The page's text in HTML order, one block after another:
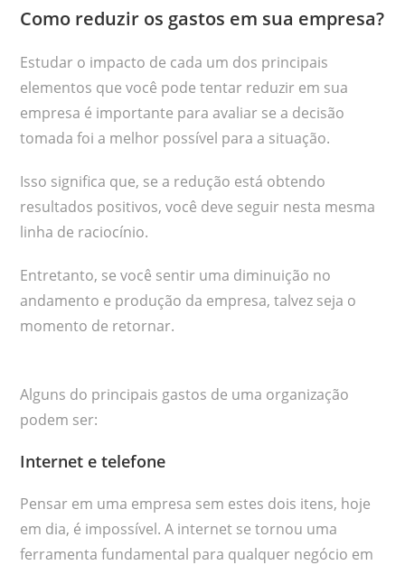
Como reduzir os gastos em sua empresa?
Estudar o impacto de cada um dos principais
elementos que você pode tentar reduzir em sua
empresa é importante para avaliar se a decisão
tomada foi a melhor possível para a situação.
Isso significa que, se a redução está obtendo
resultados positivos, você deve seguir nesta mesma
linha de raciocínio.
Entretanto, se você sentir uma diminuição no
andamento e produção da empresa, talvez seja o
momento de retornar.
Alguns do principais gastos de uma organização
podem ser:
Internet e telefone
Pensar em uma empresa sem estes dois itens, hoje
em dia, é impossível. A internet se tornou uma
ferramenta fundamental para qualquer negócio em